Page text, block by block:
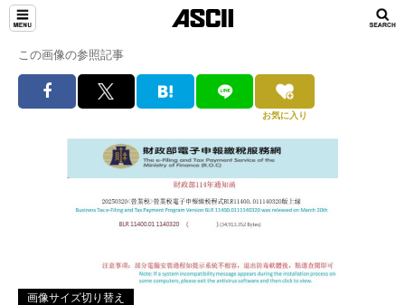
この画像の参照記事
お気に入り
画像サイズ切り替え